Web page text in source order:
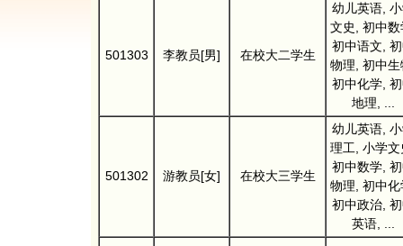
501303 李教员[男] 在校大二学生
幼儿英语,
文史, 初中数
初中语文,
物理, 初中生
初中化学,
地理, ...
501302 游教员[女] 在校大三学生
幼儿英语,
理工, 小学文
初中数学,
物理, 初中化
初中政治,
英语, ...